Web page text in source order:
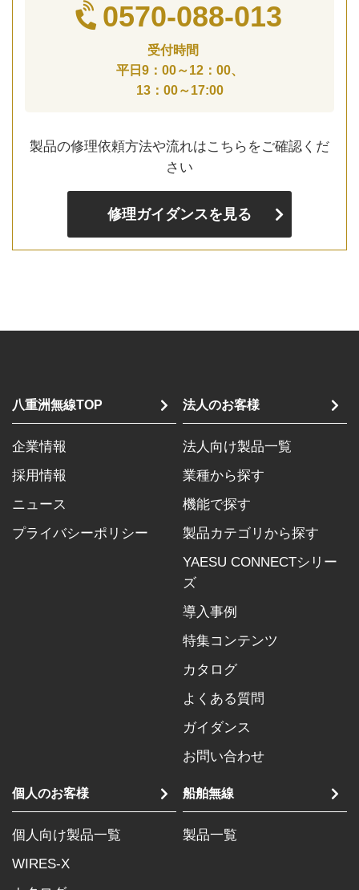
0570-088-013
受付時間
平日9：00～12：00、
13：00～17:00
製品の修理依頼方法や流れはこちらをご確認くだ
さい
修理ガイダンスを見る
八重洲無線TOP
企業情報
採用情報
ニュース
プライバシーポリシー
法人のお客様
法人向け製品一覧
業種から探す
機能で探す
製品カテゴリから探す
YAESU CONNECTシリー
ズ
導入事例
特集コンテンツ
カタログ
よくある質問
ガイダンス
お問い合わせ
個人のお客様
個人向け製品一覧
WIRES-X
船舶無線
製品一覧